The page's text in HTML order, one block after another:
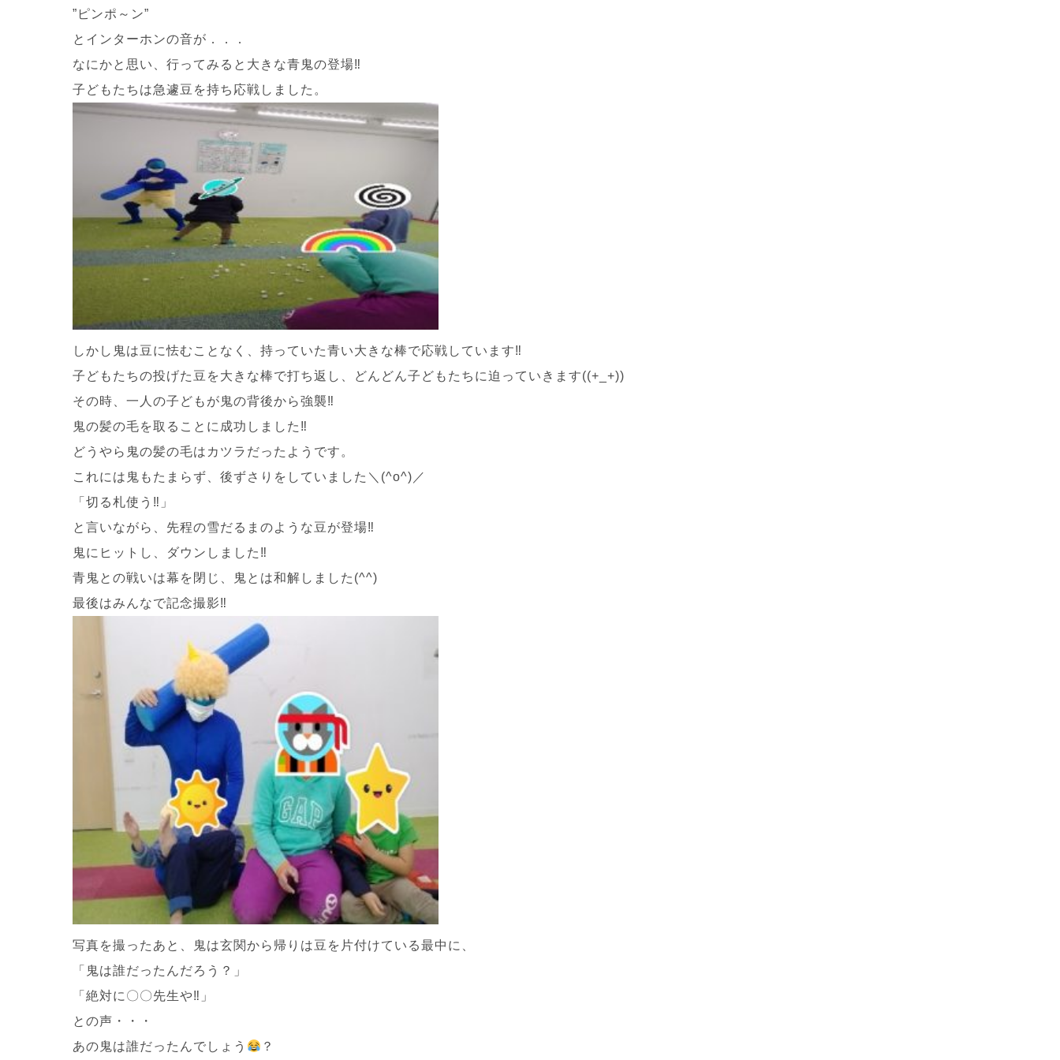
”ピンポ～ン”
とインターホンの音が．．．
なにかと思い、行ってみると大きな青鬼の登場‼
子どもたちは急遽豆を持ち応戦しました。
しかし鬼は豆に怯むことなく、持っていた青い大きな棒で応戦しています‼
子どもたちの投げた豆を大きな棒で打ち返し、どんどん子どもたちに迫っていきます((+_+))
その時、一人の子どもが鬼の背後から強襲‼
鬼の髪の毛を取ることに成功しました‼
どうやら鬼の髪の毛はカツラだったようです。
これには鬼もたまらず、後ずさりをしていました＼(^o^)／
「切る札使う‼」
と言いながら、先程の雪だるまのような豆が登場‼
鬼にヒットし、ダウンしました‼
青鬼との戦いは幕を閉じ、鬼とは和解しました(^^)
最後はみんなで記念撮影‼
写真を撮ったあと、鬼は玄関から帰りは豆を片付けている最中に、
「鬼は誰だったんだろう？」
「絶対に〇〇先生や‼」
との声・・・
あの鬼は誰だったんでしょう
？